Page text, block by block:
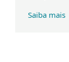
Saiba mais